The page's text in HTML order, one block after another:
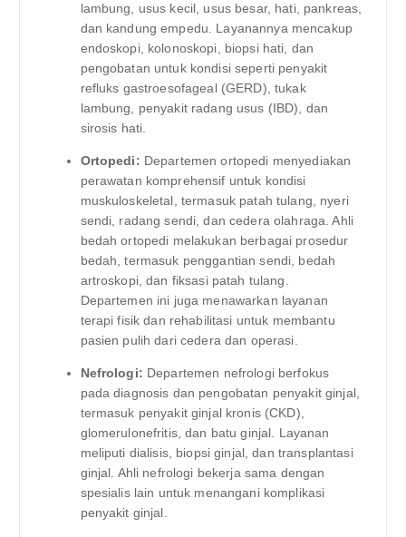
lambung, usus kecil, usus besar, hati, pankreas,
dan kandung empedu. Layanannya mencakup
endoskopi, kolonoskopi, biopsi hati, dan
pengobatan untuk kondisi seperti penyakit
refluks gastroesofageal (GERD), tukak
lambung, penyakit radang usus (IBD), dan
sirosis hati.
Ortopedi: Departemen ortopedi menyediakan
perawatan komprehensif untuk kondisi
muskuloskeletal, termasuk patah tulang, nyeri
sendi, radang sendi, dan cedera olahraga. Ahli
bedah ortopedi melakukan berbagai prosedur
bedah, termasuk penggantian sendi, bedah
artroskopi, dan fiksasi patah tulang.
Departemen ini juga menawarkan layanan
terapi fisik dan rehabilitasi untuk membantu
pasien pulih dari cedera dan operasi.
Nefrologi: Departemen nefrologi berfokus
pada diagnosis dan pengobatan penyakit ginjal,
termasuk penyakit ginjal kronis (CKD),
glomerulonefritis, dan batu ginjal. Layanan
meliputi dialisis, biopsi ginjal, dan transplantasi
ginjal. Ahli nefrologi bekerja sama dengan
spesialis lain untuk menangani komplikasi
penyakit ginjal.